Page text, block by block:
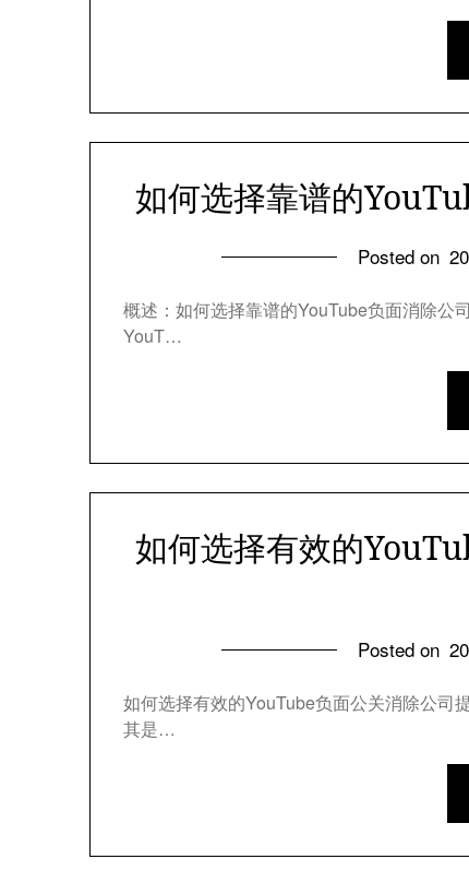
如何选择靠谱的
Posted on
概述：如何选择靠谱的YouTube负面消除公
YouT…
如何选择有效的
Posted on
如何选择有效的YouTube负面公关消除公司
其是…